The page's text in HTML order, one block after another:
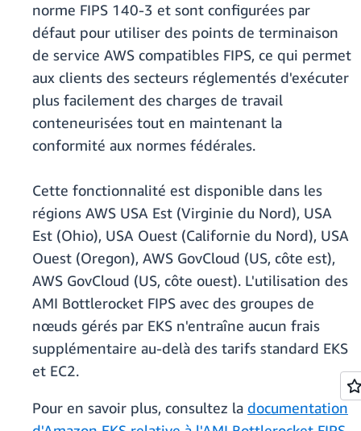
norme FIPS 140-3 et sont configurées par
défaut pour utiliser des points de terminaison
de service AWS compatibles FIPS, ce qui permet
aux clients des secteurs réglementés d'exécuter
plus facilement des charges de travail
conteneurisées tout en maintenant la
conformité aux normes fédérales.
Cette fonctionnalité est disponible dans les
régions AWS USA Est (Virginie du Nord), USA
Est (Ohio), USA Ouest (Californie du Nord), USA
Ouest (Oregon), AWS GovCloud (US, côte est),
AWS GovCloud (US, côte ouest). L'utilisation des
AMI Bottlerocket FIPS avec des groupes de
nœuds gérés par EKS n'entraîne aucun frais
supplémentaire au-delà des tarifs standard EKS
et EC2.
Pour en savoir plus, consultez la documentation